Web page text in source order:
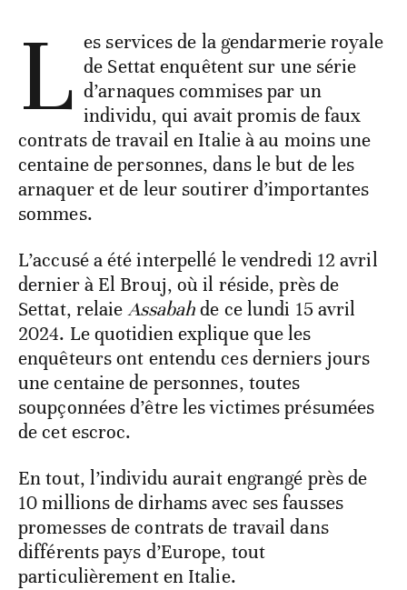
L es services de la gendarmerie royale
de Settat enquêtent sur une série
d’arnaques commises par un
individu, qui avait promis de faux
contrats de travail en Italie à au moins une
centaine de personnes, dans le but de les
arnaquer et de leur soutirer d’importantes
sommes.
L’accusé a été interpellé le vendredi 12 avril
dernier à El Brouj, où il réside, près de
Settat, relaieAssabahde ce lundi 15 avril
2024. Le quotidien explique que les
enquêteurs ont entendu ces derniers jours
une centaine de personnes, toutes
soupçonnées d’être les victimes présumées
de cet escroc.
En tout, l’individu aurait engrangé près de
10 millions de dirhams avec ses fausses
promesses de contrats de travail dans
différents pays d’Europe, tout
particulièrement en Italie.